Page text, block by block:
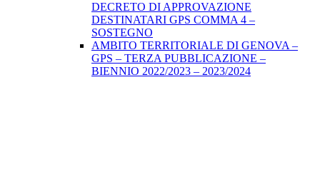
DECRETO DI APPROVAZIONE
DESTINATARI GPS COMMA 4 –
SOSTEGNO
AMBITO TERRITORIALE DI GENOVA –
GPS – TERZA PUBBLICAZIONE –
BIENNIO 2022/2023 – 2023/2024